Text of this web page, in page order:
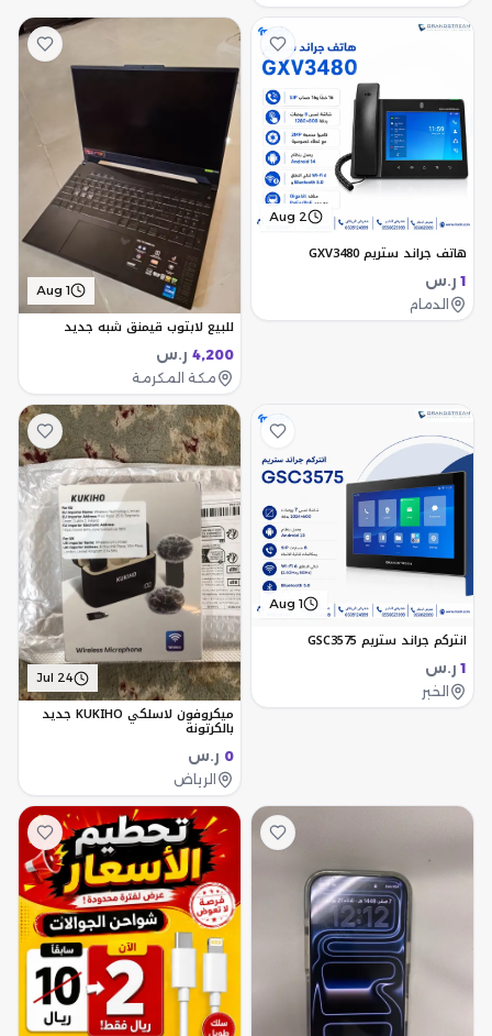
Aug 2
هاتف جراند ستريم GXV3480
1 ر.س
الدمام
Aug 1
للبيع لابتوب قيمنق شبه جديد
4,200 ر.س
مكة المكرمة
Aug 1
انتركم جراند ستريم GSC3575
1 ر.س
الخبر
Jul 24
ميكروفون لاسلكي KUKIHO جديد
بالكرتونة
0 ر.س
الرياض